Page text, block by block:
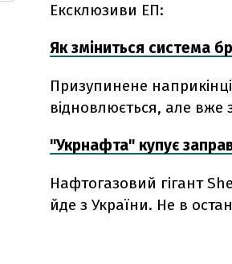
Ексклюзиви ЕП:
Як зміниться система
Призупинене
відновлюється, але
"Укрнафта" купує
Нафтогазовий гігант
йде з України. Не в